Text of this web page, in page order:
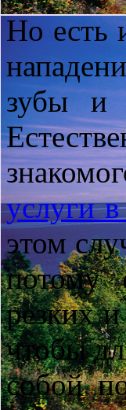
Но есть
зубы и
услуги
этом
потому
резких
чтобы
собой